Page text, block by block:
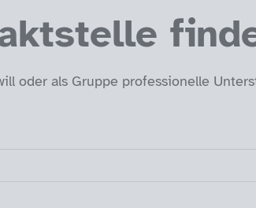
oder als Gruppe professionelle